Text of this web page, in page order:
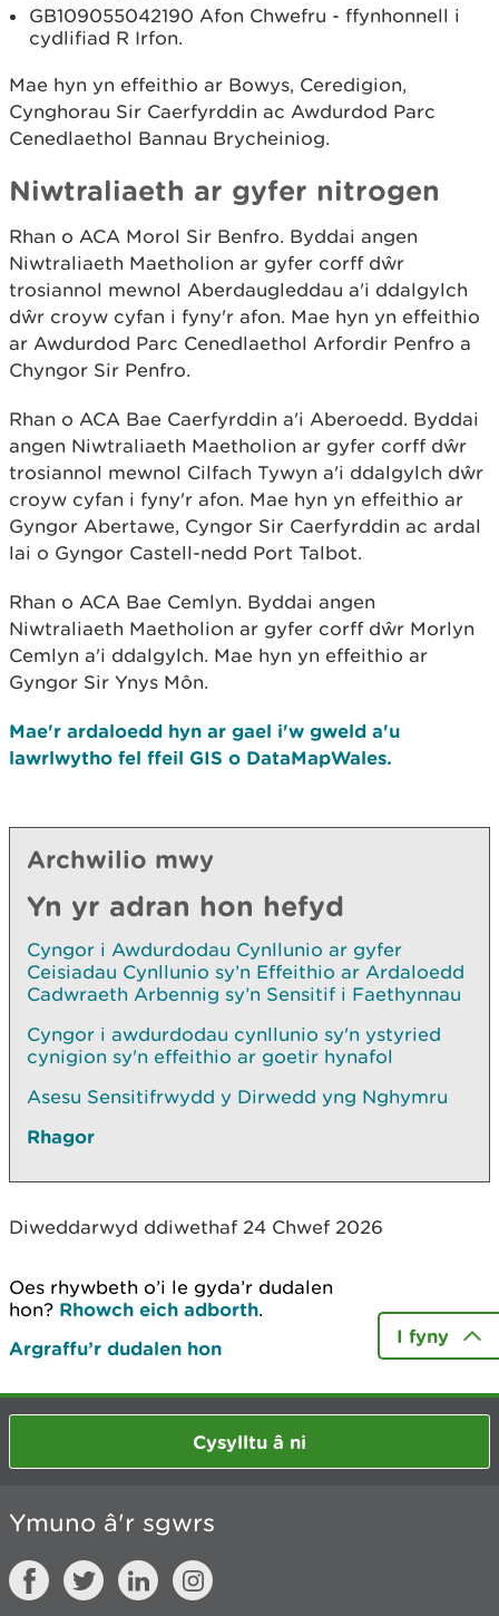
GB109055042190 Afon Chwefru - ffynhonnell i
cydlifiad R Irfon.
Mae hyn yn effeithio ar Bowys, Ceredigion,
Cynghorau Sir Caerfyrddin ac Awdurdod Parc
Cenedlaethol Bannau Brycheiniog.
Niwtraliaeth ar gyfer nitrogen
Rhan o ACA Morol Sir Benfro. Byddai angen
Niwtraliaeth Maetholion ar gyfer corff dŵr
trosiannol mewnol Aberdaugleddau a'i ddalgylch
dŵr croyw cyfan i fyny'r afon. Mae hyn yn effeithio
ar Awdurdod Parc Cenedlaethol Arfordir Penfro a
Chyngor Sir Penfro.
Rhan o ACA Bae Caerfyrddin a'i Aberoedd. Byddai
angen Niwtraliaeth Maetholion ar gyfer corff dŵr
trosiannol mewnol Cilfach Tywyn a'i ddalgylch dŵr
croyw cyfan i fyny'r afon. Mae hyn yn effeithio ar
Gyngor Abertawe, Cyngor Sir Caerfyrddin ac ardal
lai o Gyngor Castell-nedd Port Talbot.
Rhan o ACA Bae Cemlyn. Byddai angen
Niwtraliaeth Maetholion ar gyfer corff dŵr Morlyn
Cemlyn a'i ddalgylch. Mae hyn yn effeithio ar
Gyngor Sir Ynys Môn.
Mae'r ardaloedd hyn ar gael i'w gweld a'u
lawrlwytho fel ffeil GIS o DataMapWales.
Archwilio mwy
Yn yr adran hon hefyd
Cyngor i Awdurdodau Cynllunio ar gyfer
Ceisiadau Cynllunio sy’n Effeithio ar Ardaloedd
Cadwraeth Arbennig sy’n Sensitif i Faethynnau
Cyngor i awdurdodau cynllunio sy'n ystyried
cynigion sy'n effeithio ar goetir hynafol
Asesu Sensitifrwydd y Dirwedd yng Nghymru
Rhagor
Diweddarwyd ddiwethaf 24 Chwef 2026
Oes rhywbeth o’i le gyda’r dudalen
hon? Rhowch eich adborth.
Argraffu’r dudalen hon
I fyny
Cysylltu â ni
Ymuno â'r sgwrs